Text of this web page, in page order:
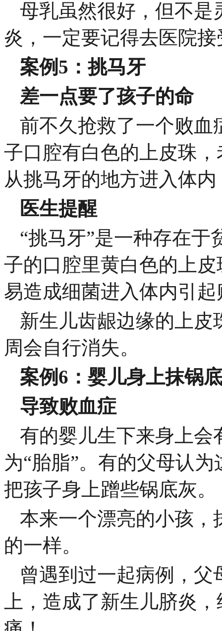
母乳虽然很好，但不是
炎，一定要记得去医院
案例5：挑马牙
差一点要了孩子的命
前不久抢救了一个败血
子口腔有白色的上皮珠
从挑马牙的地方进入体
医生提醒
“挑马牙”是一种存在
子的口腔里黄白色的上
易造成细菌进入体内引
新生儿齿龈边缘的上
周会自行消失。
案例6：婴儿身上抹锅
导致败血症
有的婴儿生下来身上会
为“胎脂”。有的父母认
把孩子身上蹭些锅底灰。
本来一个漂亮的小孩，
的一样。
曾遇到过一起病例，
上，造成了新生儿脐炎